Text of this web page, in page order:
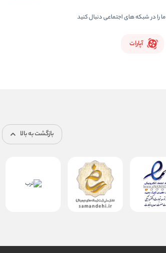
ما را در شبکه های اجتماعی دنبال کنید
آپارات
بازگشت به بالا